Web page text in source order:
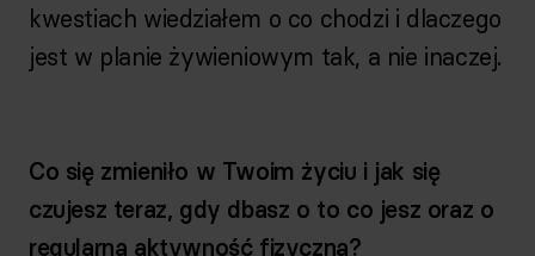
kwestiach wiedziałem o co chodzi i dlaczego
jest w planie żywieniowym tak, a nie inaczej.
Co się zmieniło w Twoim życiu i jak się
czujesz teraz, gdy dbasz o to co jesz oraz o
regularną aktywność fizyczną?